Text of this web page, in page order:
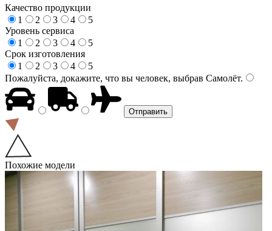
Качество продукции
1
2 3 4
5
Уровень сервиса
1
2 3 4
5
Срок изготовления
1
2 3 4
5
Пожалуйста, докажите, что вы человек, выбрав Самолёт.
Похожие модели